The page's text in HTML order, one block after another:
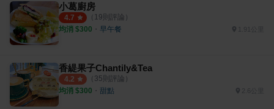
小葛廚房
4.7 （ 19則評論）
均消 $300 ・ 早午餐
香緹果子Chantily&Tea
4.2 （ 35則評論）
均消 $300 ・ 甜點